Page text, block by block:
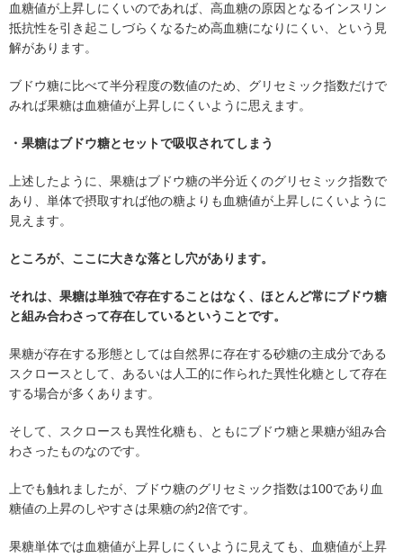
血糖値が上昇しにくいのであれば、高血糖の原因となるインスリン
抵抗性を引き起こしづらくなるため高血糖になりにくい、という見
解があります。
ブドウ糖に比べて半分程度の数値のため、グリセミック指数だけで
みれば果糖は血糖値が上昇しにくいように思えます。
・果糖はブドウ糖とセットで吸収されてしまう
上述したように、果糖はブドウ糖の半分近くのグリセミック指数で
あり、単体で摂取すれば他の糖よりも血糖値が上昇しにくいように
見えます。
ところが、ここに大きな落とし穴があります。
それは、果糖は単独で存在することはなく、ほとんど常にブドウ糖
と組み合わさって存在しているということです。
果糖が存在する形態としては自然界に存在する砂糖の主成分である
スクロースとして、あるいは人工的に作られた異性化糖として存在
する場合が多くあります。
そして、スクロースも異性化糖も、ともにブドウ糖と果糖が組み合
わさったものなのです。
上でも触れましたが、ブドウ糖のグリセミック指数は100であり血
糖値の上昇のしやすさは果糖の約2倍です。
果糖単体では血糖値が上昇しにくいように見えても、血糖値が上昇